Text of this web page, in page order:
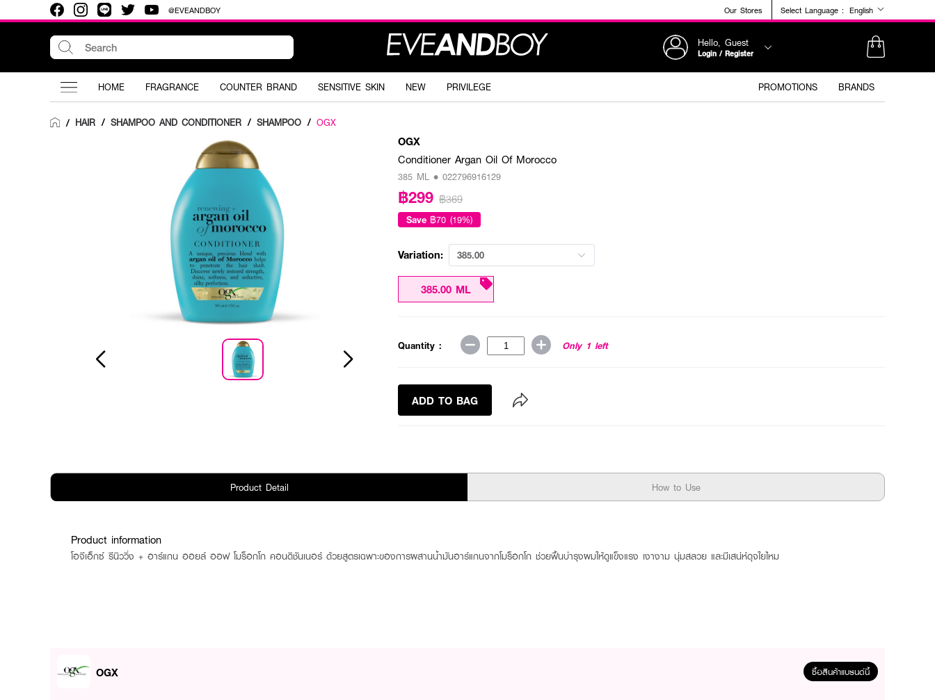
@EVEANDBOY Our Stores Select Language : English
Hello, Guest
Login / Register
HOME FRAGRANCE COUNTER BRAND SENSITIVE SKIN NEW PRIVILEGE PROMOTIONS BRANDS
/ HAIR / SHAMPOO AND CONDITIONER / SHAMPOO / OGX
OGX
Conditioner Argan Oil Of Morocco
385 ML • 022796916129
฿299 ฿369
Save ฿70 (19%)
Variation: 385.00
385.00 ML
Quantity : Only 1 left
ADD TO BAG
Product Detail How to Use
Product information
โอจีเอ็กซ์ รีนิววิ่ง + อาร์แกน ออยล์ ออฟ โมร็อกโก คอนดิชันเนอร์ ด้วยสูตรเฉพาะของการผสานน้ำมันอาร์แกนจากโมร็อกโก ช่วยฟื้นบำรุงผมให้ดูแข็งแรง เงางาม นุ่มสลวย และมีเสน่ห์ดุจใยไหม
OGX ซื้อสินค้าแบรนด์นี้